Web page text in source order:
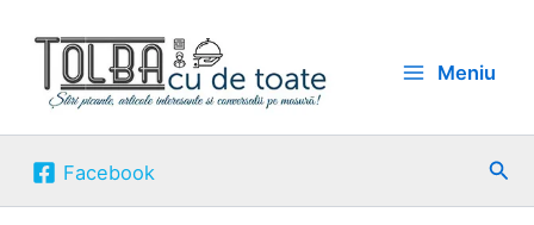
content
Meniu
Facebook